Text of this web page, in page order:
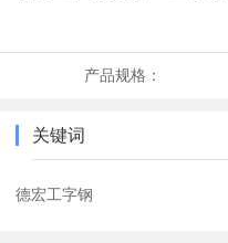
产品规格：
关键词
德宏工字钢